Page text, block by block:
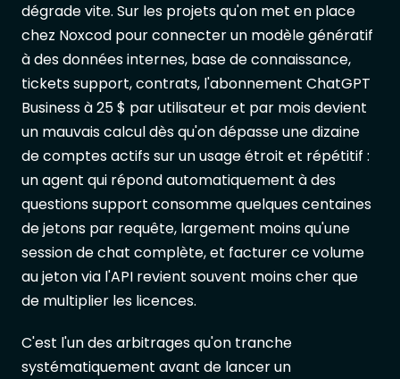
dégrade vite. Sur les projets qu'on met en place
chez Noxcod pour connecter un modèle génératif
à des données internes, base de connaissance,
tickets support, contrats, l'abonnement ChatGPT
Business à 25 $ par utilisateur et par mois devient
un mauvais calcul dès qu'on dépasse une dizaine
de comptes actifs sur un usage étroit et répétitif :
un agent qui répond automatiquement à des
questions support consomme quelques centaines
de jetons par requête, largement moins qu'une
session de chat complète, et facturer ce volume
au jeton via l'API revient souvent moins cher que
de multiplier les licences.
C'est l'un des arbitrages qu'on tranche
systématiquement avant de lancer un